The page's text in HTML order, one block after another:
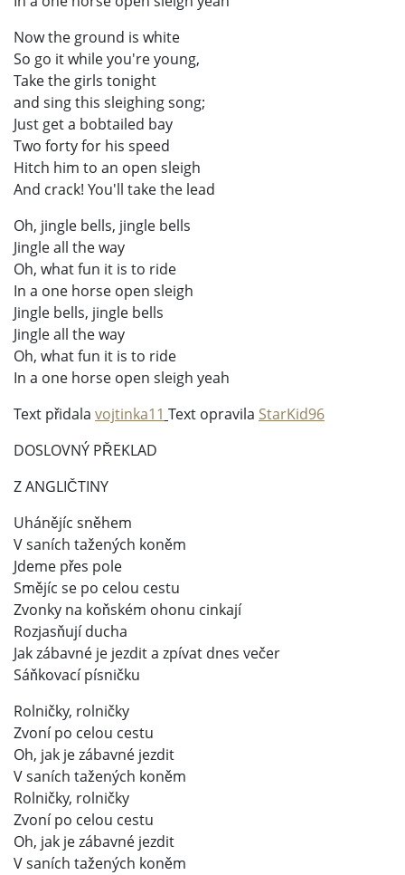
Now the ground is white
So go it while you're young,
Take the girls tonight
and sing this sleighing song;
Just get a bobtailed bay
Two forty for his speed
Hitch him to an open sleigh
And crack! You'll take the lead
Oh, jingle bells, jingle bells
Jingle all the way
Oh, what fun it is to ride
In a one horse open sleigh
Jingle bells, jingle bells
Jingle all the way
Oh, what fun it is to ride
In a one horse open sleigh yeah
Text přidala vojtinka11 Text opravila StarKid96
DOSLOVNÝ PŘEKLAD
Z ANGLIČTINY
Uhánějíc sněhem
V saních tažených koněm
Jdeme přes pole
Smějíc se po celou cestu
Zvonky na koňském ohonu cinkají
Rozjasňují ducha
Jak zábavné je jezdit a zpívat dnes večer
Sáňkovací písničku
Rolničky, rolničky
Zvoní po celou cestu
Oh, jak je zábavné jezdit
V saních tažených koněm
Rolničky, rolničky
Zvoní po celou cestu
Oh, jak je zábavné jezdit
V saních tažených koněm